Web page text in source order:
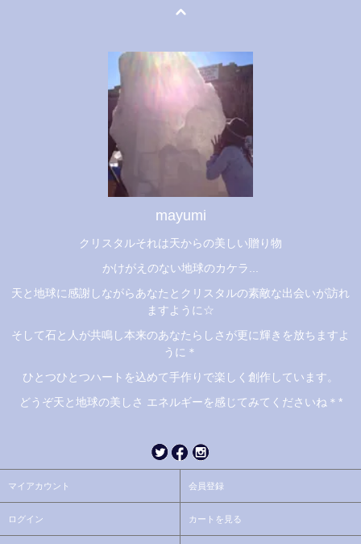
mayumi
クリスタルそれは天からの美しい贈り物
かけがえのない地球のカケラ...
天と地球に感謝しながらあなたとクリスタルの素敵な出会いが訪れ
ますように☆
そして石と人が共鳴し本来のあなたらしさが更に輝きを放ちますよ
うに＊
ひとつひとつハートを込めて手作りで楽しく創作しています。
どうぞ天と地球の美しさ エネルギーを感じてみてくださいね＊*
マイアカウント 会員登録
ログイン カートを見る